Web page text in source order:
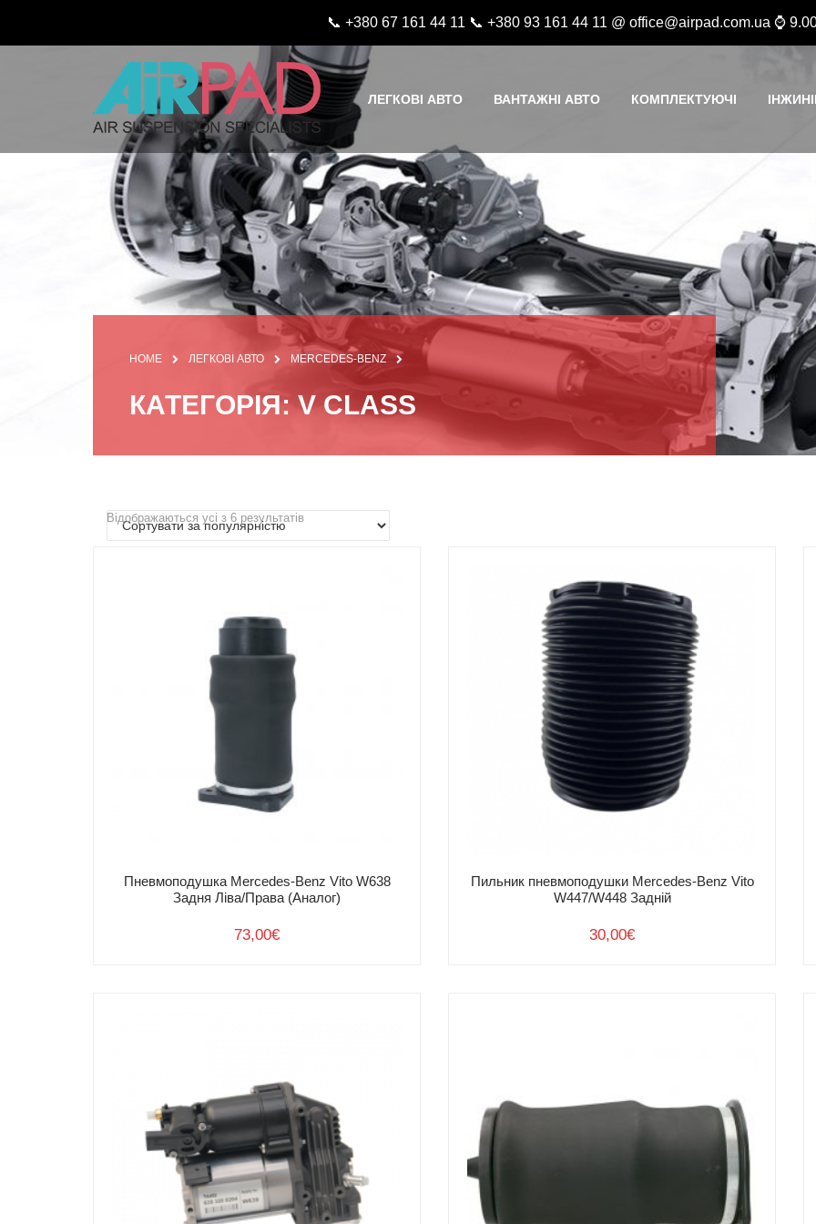
📞 +380 67 161 44 11 📞 +380 93 161 44 11 @ office@airpad.com.ua ⌚
ЛЕГКОВІ АВТО ВАНТАЖНІ АВТО КОМПЛЕКТУЮЧІ
HOME ЛЕГКОВІ АВТО MERCEDES-BENZ
КАТЕГОРІЯ: V CLASS
Відображаються усі з 6 результатів
Пневмоподушка Mercedes-Benz Vito W638
Задня Ліва/Права (Аналог)
73,00€
Пильник пневмоподушки Mercedes-Benz Vito
W447/W448 Задній
30,00€
повернення